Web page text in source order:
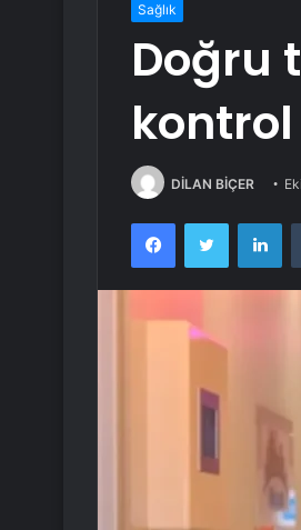
Sağlık
Doğru
DİLAN BİÇER
FacebookTwitter